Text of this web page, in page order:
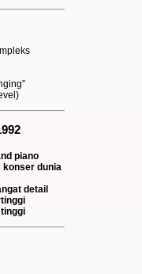
piano
konser dunia
detail